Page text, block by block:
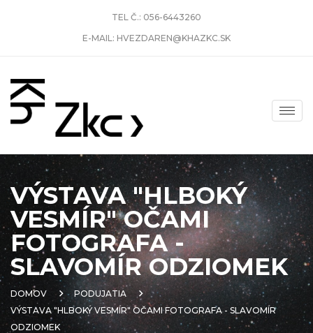
TEL Č.: 056-6443260
E-MAIL: HVEZDAREN@KHAZKC.SK
VÝSTAVA "HLBOKÝ
VESMÍR" OČAMI
FOTOGRAFA -
SLAVOMÍR ODZIOMEK
DOMOV
PODUJATIA
VÝSTAVA "HLBOKÝ VESMÍR" OČAMI FOTOGRAFA - SLAVOMÍR
ODZIOMEK